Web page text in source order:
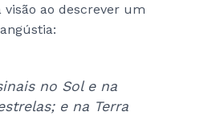
ao descrever um
no Sol e na
e na Terra